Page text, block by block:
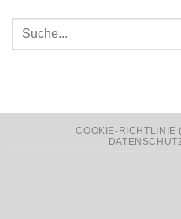
COOKIE-RICHTLINIE